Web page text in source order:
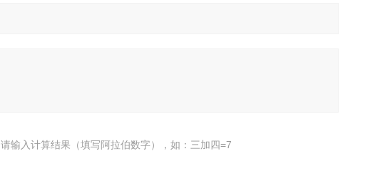
请输入计算结果（填写阿拉伯数字），如：三加四=7